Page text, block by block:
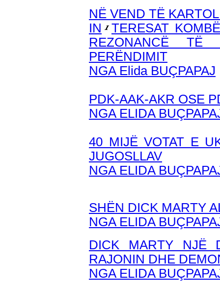
NË VEND TË
IN
TERESAT
REZONANCË
PERËNDIMIT
NGA Elida BUÇPAPAJ
PDK-AAK-AKR OSE
NGA ELIDA
40 MIJË VOTAT E
JUGOSLLAV
NGA ELIDA
SHËN DICK MARTY
NGA ELIDA
DICK MARTY NJË
RAJONIN DHE
NGA ELIDA